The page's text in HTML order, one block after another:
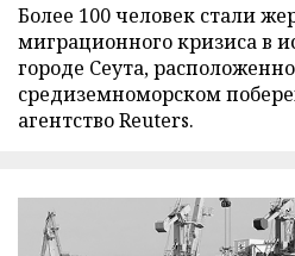
Более 100 человек стали
миграционного кризиса в
городе Сеута,
средиземноморском
агентство Reuters.